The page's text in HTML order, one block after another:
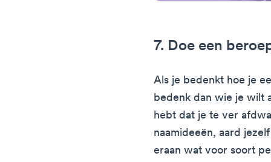
7. Doe een
Als je bedenkt hoe je
bedenk dan wie je wilt
hebt dat je te ver
naamideeën, aard
eraan wat voor soort